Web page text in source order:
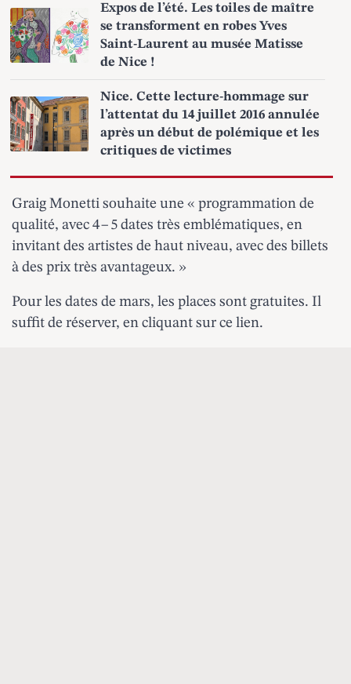
Expos de l’été. Les toiles de maître
se transforment en robes Yves
Saint-Laurent au musée Matisse
de Nice !
Nice. Cette lecture-hommage sur
l’attentat du 14 juillet 2016 annulée
après un début de polémique et les
critiques de victimes
Graig Monetti souhaite une « programmation de
qualité, avec 4 – 5 dates très emblématiques, en
invitant des artistes de haut niveau, avec des billets
à des prix très avantageux. »
Pour les dates de mars, les places sont gratuites. Il
suffit de réserver, en cliquant sur ce lien.